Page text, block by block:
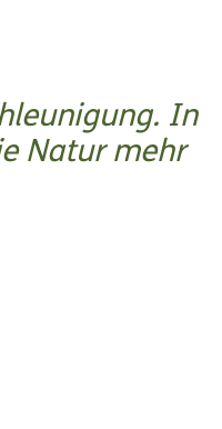
In
Natur mehr